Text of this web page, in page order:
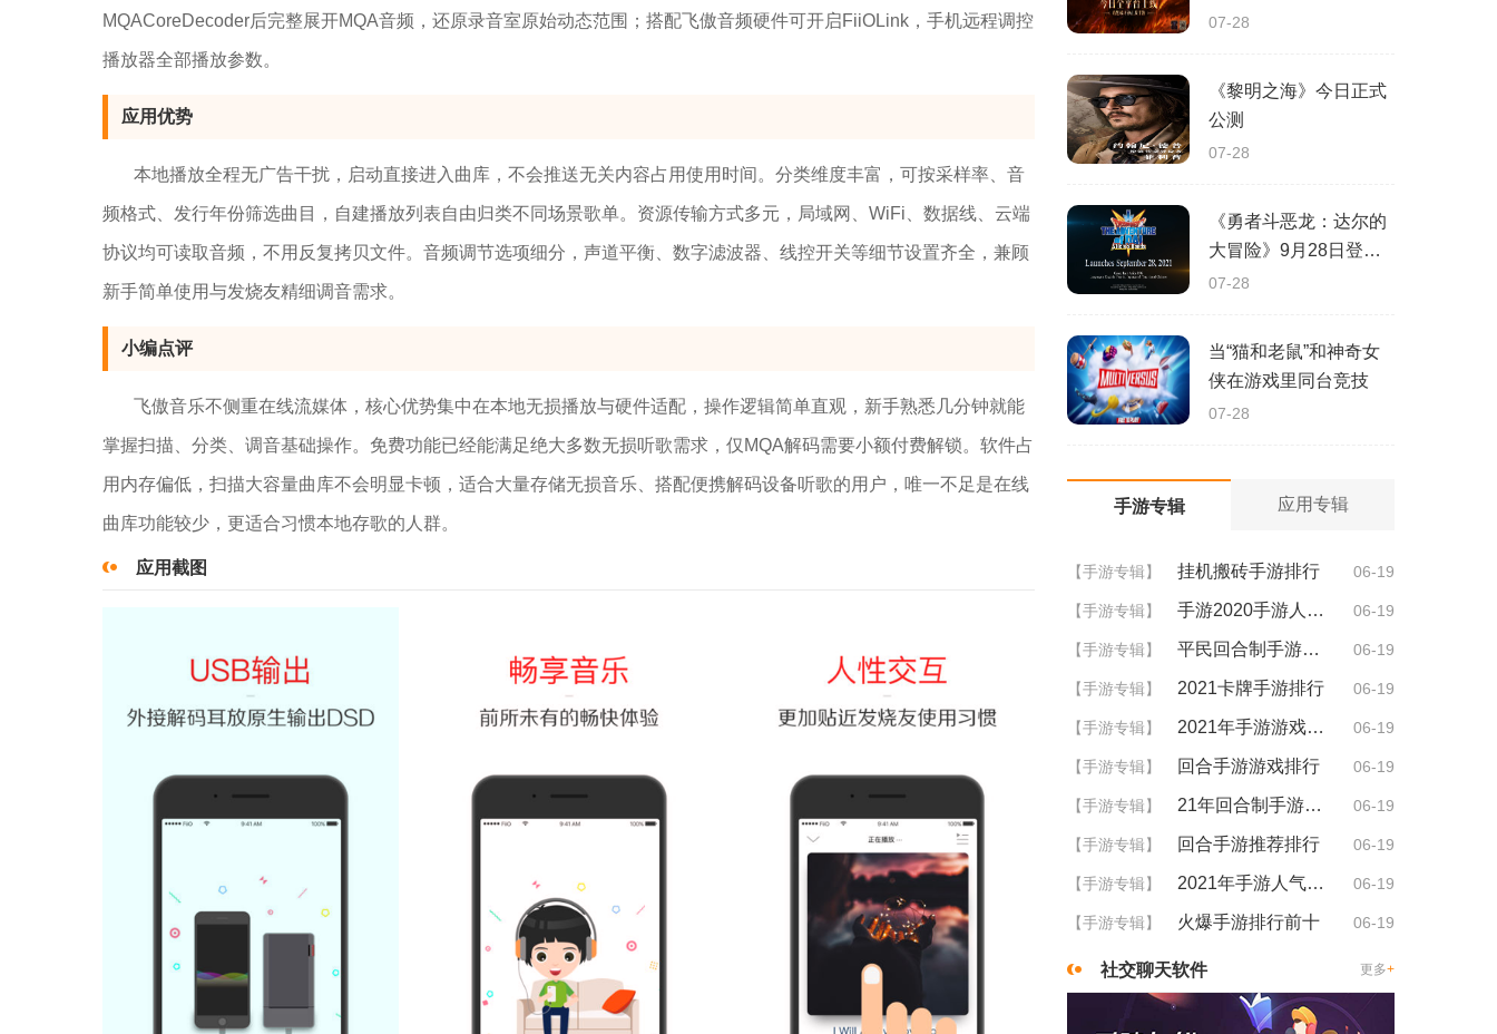
MQACoreDecoder后完整展开MQA音频，还原录音室原始动态范围；搭配飞傲音频硬件可开启FiiOLink，手机远程调控
播放器全部播放参数。
应用优势
本地播放全程无广告干扰，启动直接进入曲库，不会推送无关内容占用使用时间。分类维度丰富，可按采样率、音
频格式、发行年份筛选曲目，自建播放列表自由归类不同场景歌单。资源传输方式多元，局域网、WiFi、数据线、云端
协议均可读取音频，不用反复拷贝文件。音频调节选项细分，声道平衡、数字滤波器、线控开关等细节设置齐全，兼顾
新手简单使用与发烧友精细调音需求。
小编点评
飞傲音乐不侧重在线流媒体，核心优势集中在本地无损播放与硬件适配，操作逻辑简单直观，新手熟悉几分钟就能
掌握扫描、分类、调音基础操作。免费功能已经能满足绝大多数无损听歌需求，仅MQA解码需要小额付费解锁。软件占
用内存偏低，扫描大容量曲库不会明显卡顿，适合大量存储无损音乐、搭配便携解码设备听歌的用户，唯一不足是在线
曲库功能较少，更适合习惯本地存歌的人群。
应用截图
今日全平台上线
07-28
《黎明之海》今日正式
公测
07-28
《勇者斗恶龙：达尔的
大冒险》9月28日登陆
苹果谷歌应用商店
07-28
当“猫和老鼠”和神奇女
侠在游戏里同台竞技
07-28
手游专辑 应用专辑
【手游专辑】 挂机搬砖手游排行 06-19
【手游专辑】 手游2020手游人气排行 06-19
【手游专辑】 平民回合制手游排行 06-19
【手游专辑】 2021卡牌手游排行 06-19
【手游专辑】 2021年手游游戏排行 06-19
【手游专辑】 回合手游游戏排行 06-19
【手游专辑】 21年回合制手游排行 06-19
【手游专辑】 回合手游推荐排行 06-19
【手游专辑】 2021年手游人气排行 06-19
【手游专辑】 火爆手游排行前十 06-19
社交聊天软件 更多+